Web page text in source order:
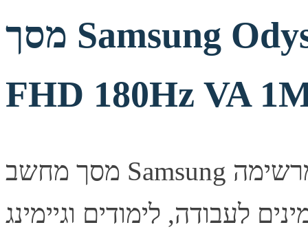
מסך Samsung Odyssey G3 S27DG302
FHD 180Hz VA
מסך מחשב Samsung איכותי המספק חדות תמונה מרשימה